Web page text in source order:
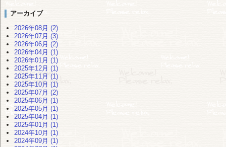
アーカイブ
2026年08月 (2)
2026年07月 (3)
2026年06月 (2)
2026年04月 (1)
2026年01月 (1)
2025年12月 (1)
2025年11月 (1)
2025年10月 (1)
2025年07月 (2)
2025年06月 (1)
2025年05月 (1)
2025年04月 (1)
2025年01月 (1)
2024年10月 (1)
2024年09月 (1)